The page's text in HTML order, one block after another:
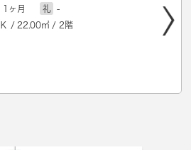
1ヶ月 礼
-
Ｋ / 22.00㎡ / 2階